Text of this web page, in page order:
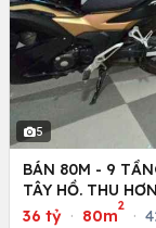
5
BÁN 80M - 9
TÂY HỒ. THU
36 tỷ · 80m
2
·